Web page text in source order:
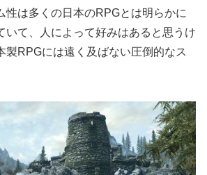
性は多くの日本のRPGとは明らかに
いて、人によって好みはあると思うけ
製RPGには遠く及ばない圧倒的なス